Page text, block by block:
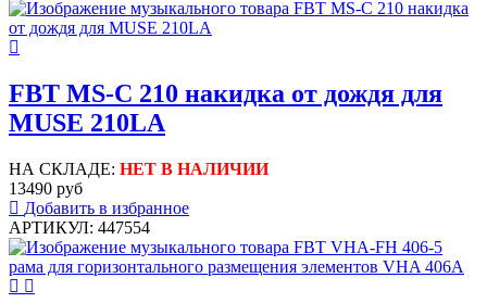
FBT MS-C 210 накидка от дождя для
MUSE 210LA
НА СКЛАДЕ: НЕТ В НАЛИЧИИ
13490 руб
Добавить в избранное
АРТИКУЛ: 447554